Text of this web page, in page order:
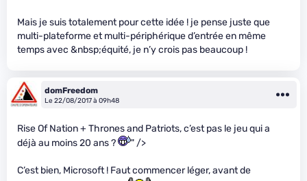
Mais je suis totalement pour cette idée ! je pense juste que
multi-plateforme et multi-périphérique d’entrée en même
temps avec &nbsp;équité, je n’y crois pas beaucoup !
domFreedom
Le 22/08/2017 à 09h48
Rise Of Nation + Thrones and Patriots, c’est pas le jeu qui a
déjà au moins 20 ans ?
" />
C’est bien, Microsoft ! Faut commencer léger, avant de